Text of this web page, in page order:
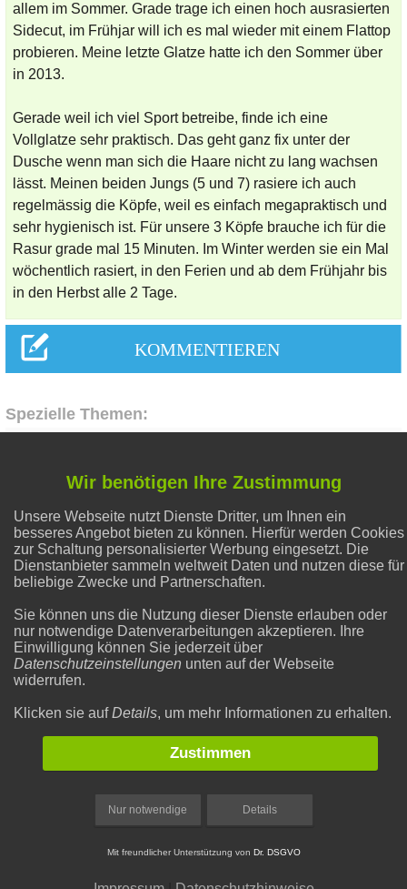
allem im Sommer. Grade trage ich einen hoch ausrasierten
Sidecut, im Frühjar will ich es mal wieder mit einem Flattop
probieren. Meine letzte Glatze hatte ich den Sommer über
in 2013.
Gerade weil ich viel Sport betreibe, finde ich eine
Vollglatze sehr praktisch. Das geht ganz fix unter der
Dusche wenn man sich die Haare nicht zu lang wachsen
lässt. Meinen beiden Jungs (5 und 7) rasiere ich auch
regelmässig die Köpfe, weil es einfach megapraktisch und
sehr hygienisch ist. Für unsere 3 Köpfe brauche ich für die
Rasur grade mal 15 Minuten. Im Winter werden sie ein Mal
wöchentlich rasiert, in den Ferien und ab dem Frühjahr bis
in den Herbst alle 2 Tage.
Spezielle Themen:
Natron und Backpulver
Flecken entfernen
Abnehmen
Alternative Heilmethoden
Wir benötigen Ihre Zustimmung
Unsere Webseite nutzt Dienste Dritter, um Ihnen ein
besseres Angebot bieten zu können. Hierfür werden Cookies
zur Schaltung personalisierter Werbung eingesetzt. Die
Dienstanbieter sammeln weltweit Daten und nutzen diese für
beliebige Zwecke und Partnerschaften.
Sie können uns die Nutzung dieser Dienste erlauben oder
nur notwendige Datenverarbeitungen akzeptieren. Ihre
Einwilligung können Sie jederzeit über
Datenschutzeinstellungen unten auf der Webseite
widerrufen.
Klicken sie aufDetails, um mehr Informationen zu erhalten.
Zustimmen
Nur notwendige Details
Mit freundlicher Unterstützung von Dr. DSGVO